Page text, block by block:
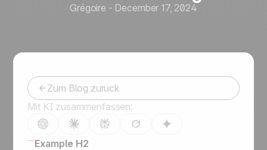
Grégoire - December 17, 2024
Zum Blog zurück
Mit KI zusammenfassen:
Example H2